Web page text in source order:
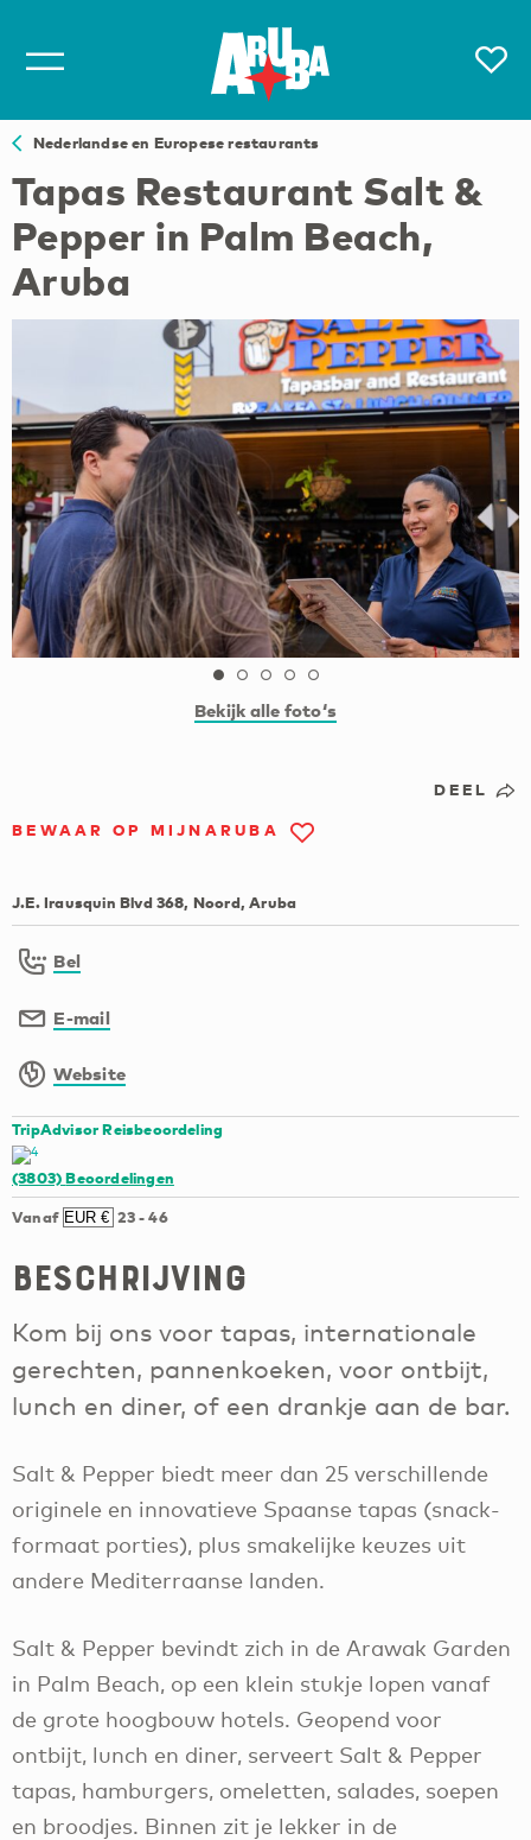
Nederlandse en Europese restaurants
Tapas Restaurant Salt &
Pepper in Palm Beach,
Aruba
Bekijk alle foto‘s
DEEL
BEWAAR OP MIJNARUBA
J.E. Irausquin Blvd 368, Noord, Aruba
Bel
E-mail
Website
TripAdvisor Reisbeoordeling
(3803)Beoordelingen
Vanaf 23-46
Beschrijving
Kom bij ons voor tapas, internationale
gerechten, pannenkoeken, voor ontbijt,
lunch en diner, of een drankje aan de bar.
Salt & Pepper biedt meer dan 25 verschillende
originele en innovatieve Spaanse tapas (snack-
formaat porties), plus smakelijke keuzes uit
andere Mediterraanse landen.
Salt & Pepper bevindt zich in de Arawak Garden
in Palm Beach, op een klein stukje lopen vanaf
de grote hoogbouw hotels. Geopend voor
ontbijt, lunch en diner, serveert Salt & Pepper
tapas, hamburgers, omeletten, salades, soepen
en broodjes. Binnen zit je lekker in de